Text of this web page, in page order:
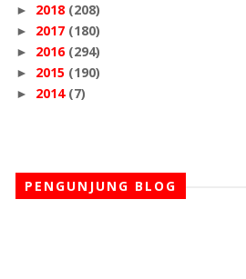
► 2018 (208)
► 2017 (180)
► 2016 (294)
► 2015 (190)
► 2014 (7)
PENGUNJUNG BLOG